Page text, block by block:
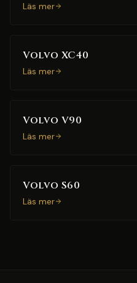
Läs mer
Volvo XC40
Läs mer
Volvo V90
Läs mer
Volvo S60
Läs mer